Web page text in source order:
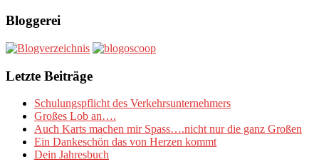
Bloggerei
Letzte Beiträge
Schulungspflicht des Verkehrsunternehmers
Großes Lob an….
Auch Karts machen mir Spass….nicht nur die ganz Großen
Ein Dankeschön das von Herzen kommt
Dein Jahresbuch